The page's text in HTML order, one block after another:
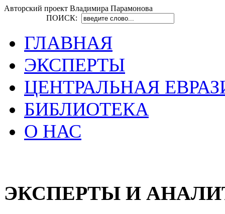
Авторский проект Владимира Парамонова
ПОИСК:
ГЛАВНАЯ
ЭКСПЕРТЫ
ЦЕНТРАЛЬНАЯ
БИБЛИОТЕКА
О НАС
ЭКСПЕРТЫ И